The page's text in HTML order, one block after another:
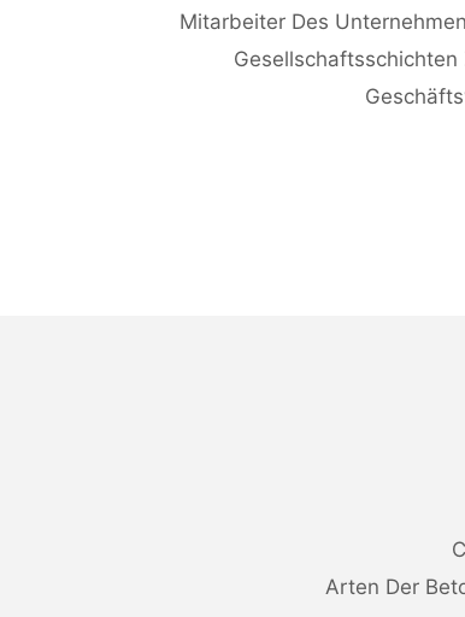
Mitarbeiter Des
Arten Der